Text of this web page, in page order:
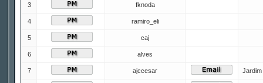
3 fknoda
4 ramiro_eli
5 caj
6 alves
7 ajccesar